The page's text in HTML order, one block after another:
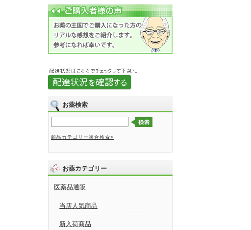
お薬検索
商品カテゴリー複合検索>
お薬カテゴリー
医薬品通販
当店人気商品
新入荷商品